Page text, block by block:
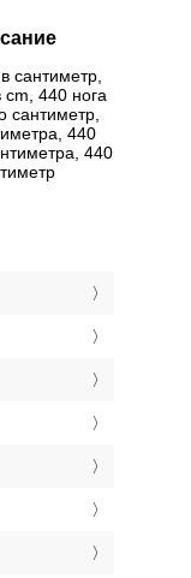
сантиметр,
cm, 440 нога
сантиметр,
440
440